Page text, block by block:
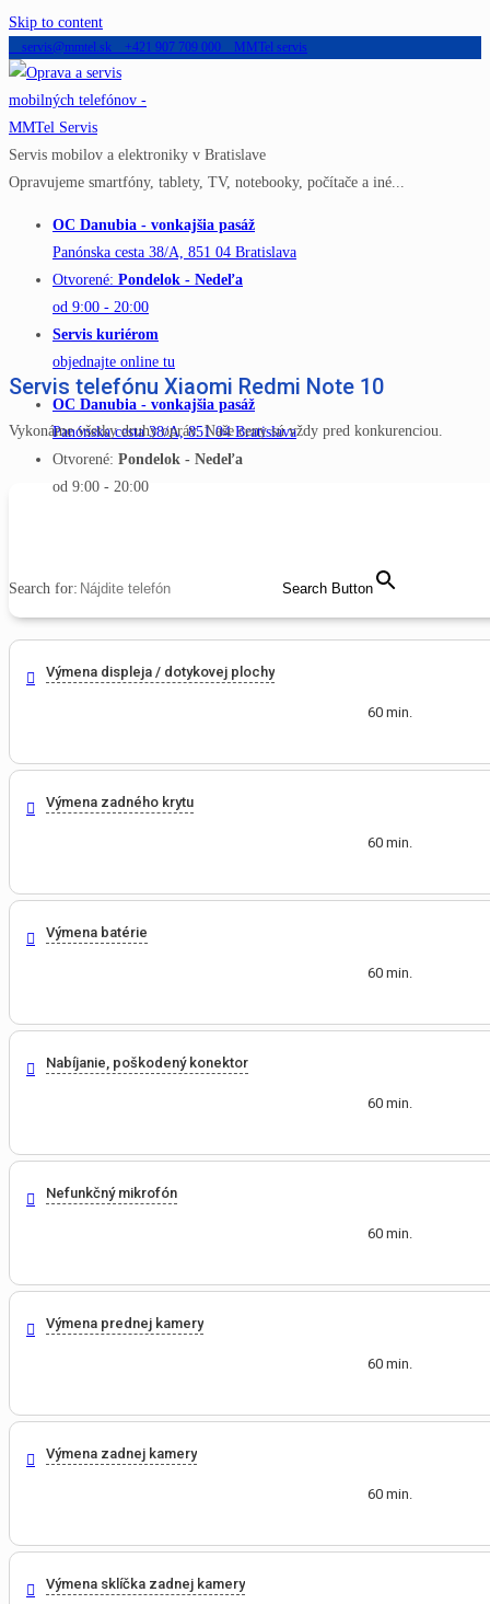
Skip to content
servis@mmtel.sk +421 907 709 000 MMTel servis
Servis mobilov a elektroniky v Bratislave
Opravujeme smartfóny, tablety, TV, notebooky, počítače a iné...
OC Danubia - vonkajšia pasáž
Panónska cesta 38/A, 851 04 Bratislava
Otvorené: Pondelok - Nedeľa
od 9:00 - 20:00
Servis kuriérom
objednajte online tu
OC Danubia - vonkajšia pasáž
Panónska cesta 38/A, 851 04 Bratislava
Otvorené: Pondelok - Nedeľa
od 9:00 - 20:00
Search for: Search Button
Servis telefónu Xiaomi Redmi Note 10
Vykonáme všetky druhy opráv. Naše ceny sú vždy pred konkurenciou.
Výmena displeja / dotykovej plochy
60 min.
Výmena zadného krytu
60 min.
Výmena batérie
60 min.
Nabíjanie, poškodený konektor
60 min.
Nefunkčný mikrofón
60 min.
Výmena prednej kamery
60 min.
Výmena zadnej kamery
60 min.
Výmena sklíčka zadnej kamery